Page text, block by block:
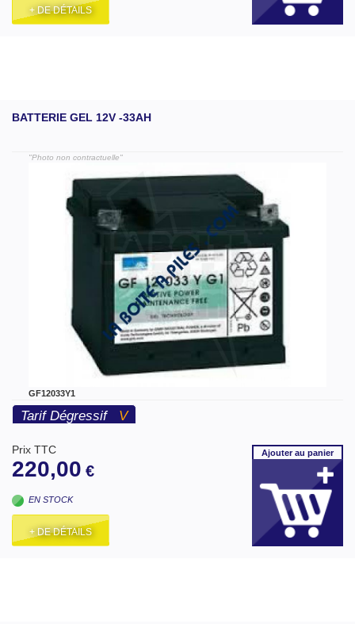
+ DE DÉTAILS
BATTERIE GEL 12V -33AH
"Photo non contractuelle"
GF12033Y1
Tarif Dégressif V
Prix TTC
220,00 €
EN STOCK
+ DE DÉTAILS
Ajouterau panier